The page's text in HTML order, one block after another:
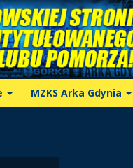
MZKS Arka Gdynia